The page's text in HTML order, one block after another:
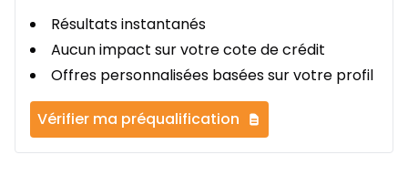
Résultats instantanés
Aucun impact sur votre cote de crédit
Offres personnalisées basées sur votre profil
Vérifier ma préqualification